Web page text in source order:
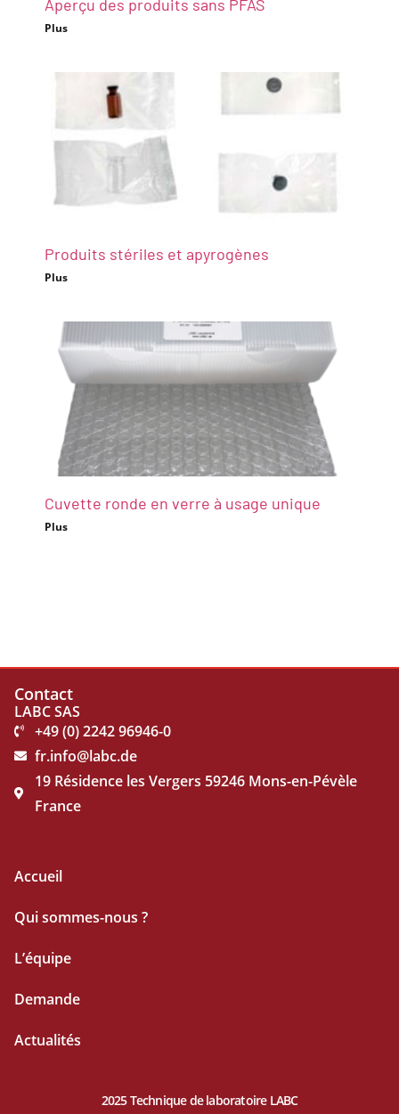
Aperçu des produits sans PFAS
Plus
Produits stériles et apyrogènes
Plus
Cuvette ronde en verre à usage unique
Plus
Contact
LABC SAS
+49 (0) 2242 96946-0
fr.info@labc.de
19 Résidence les Vergers 59246 Mons-en-Pévèle
France
Accueil
Qui sommes-nous ?
L’équipe
Demande
Actualités
2025 Technique de laboratoire LABC